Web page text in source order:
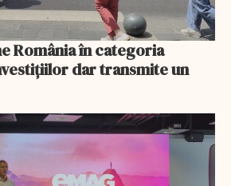
România în categoria
dar transmite un